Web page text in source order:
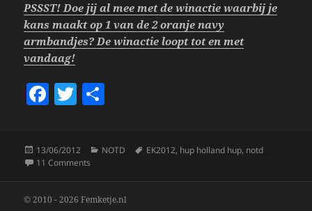
PSSST! Doe jij al mee met de winactie waarbij je
kans maakt op 1 van de 2 oranje navy
armbandjes? De winactie loopt tot en met
vandaag!
F
e
T
er re
Posted
on
13/06/2012 Categories
NOTD Tags
EK2012, hup holland hup, notd
11 Comments
© 2010 - 2026 Femketje.nl